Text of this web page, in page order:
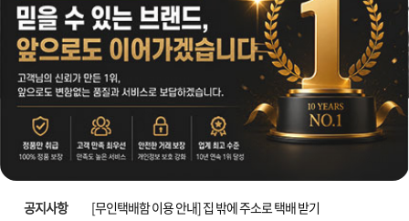
이
필
요
니
Q&A
파
워
맨
제
품
은
공지사항
[2026구정 연휴]설 연휴 배송 및 휴무 안내
[ios앱 오픈]아이폰 고객 앱설치 가능합니다.
[무인택배함 이용 안내] 집 밖에 주소로 택배 받기